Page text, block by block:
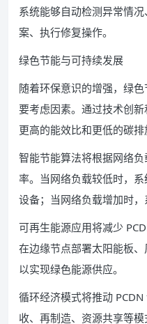
系统能够自动检测异常情
案、执行修复操作。
绿色节能与可持续发展
随着环保意识的增强，绿
要考虑因素。通过技术创
更高的能效比和更低的碳排
智能节能算法将根据网络
率。当网络负载较低时，
设备；当网络负载增加时，
可再生能源应用将减少
在边缘节点部署太阳能板
以实现绿色能源供应。
循环经济模式将推动
收、再制造、资源共享等模